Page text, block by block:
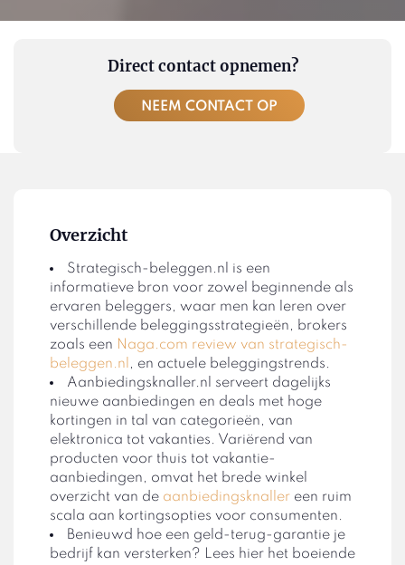
Direct contact opnemen?
NEEM CONTACT OP
Overzicht
Strategisch-beleggen.nl is een
informatieve bron voor zowel beginnende als
ervaren beleggers, waar men kan leren over
verschillende beleggingsstrategieën, brokers
zoals een Naga.com review van strategisch-
beleggen.nl, en actuele beleggingstrends.
Aanbiedingsknaller.nl serveert dagelijks
nieuwe aanbiedingen en deals met hoge
kortingen in tal van categorieën, van
elektronica tot vakanties. Variërend van
producten voor thuis tot vakantie-
aanbiedingen, omvat het brede winkel
overzicht van de aanbiedingsknaller een ruim
scala aan kortingsopties voor consumenten.
Benieuwd hoe een geld-terug-garantie je
bedrijf kan versterken? Lees hier het boeiende